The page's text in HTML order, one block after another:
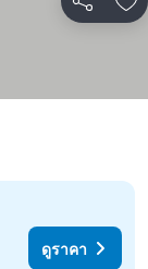
แชร์ เ
ดูราคา